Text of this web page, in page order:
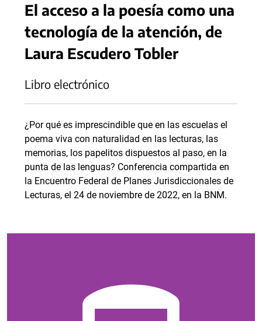
El acceso a la poesía como una
tecnología de la atención, de
Laura Escudero Tobler
Libro electrónico
¿Por qué es imprescindible que en las escuelas el
poema viva con naturalidad en las lecturas, las
memorias, los papelitos dispuestos al paso, en la
punta de las lenguas? Conferencia compartida en
la Encuentro Federal de Planes Jurisdiccionales de
Lecturas, el 24 de noviembre de 2022, en la BNM.